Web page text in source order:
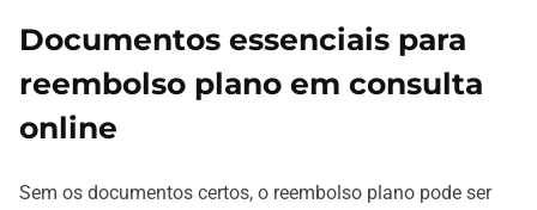
Documentos essenciais para
reembolso plano em consulta
online
Sem os documentos certos, o reembolso plano pode ser